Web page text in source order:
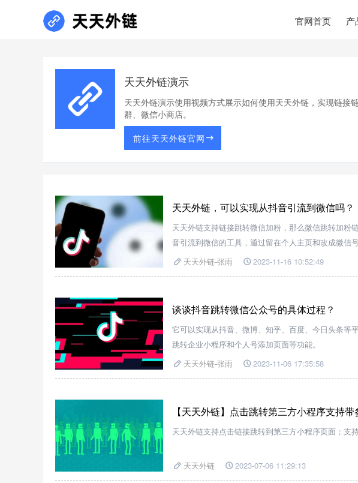
官网首页 产
天天外链演示
天天外链演示使用视频方式展示如何使用天天外链，实现链接
群、微信小商店。
前往天天外链官网
天天外链，可以实现从抖音引流到微信吗？
天天外链支持链接跳转微信加粉，那么微信跳转加粉
音引流到微信的工具，通过留在个人主页和改成微信
天天外链-张雨
2023-11-16 10:52:49
谈谈抖音跳转微信公众号的具体过程？
它可以实现从抖音、微博、知乎、百度、今日头条等
跳转企业小程序和个人号添加页面等功能。
天天外链-张雨
2023-11-06 17:35:58
【天天外链】点击跳转第三方小程序支持带
天天外链支持点击链接跳转到第三方小程序页面；支
天天外链 2023-07-06 11:29:13